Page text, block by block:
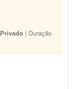
Privado | Duração